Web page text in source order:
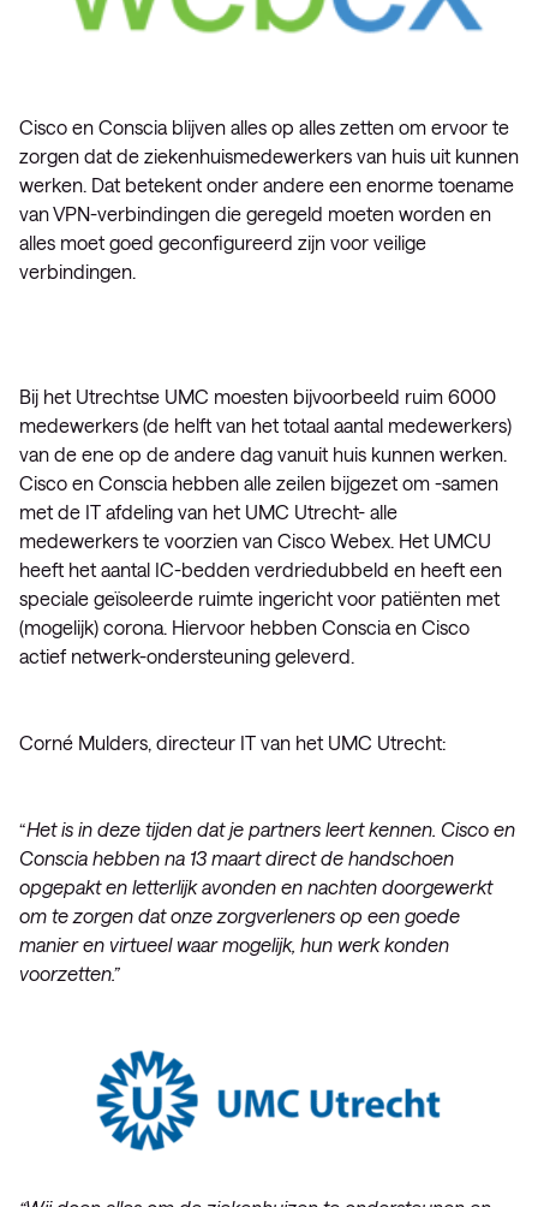
Cisco en Conscia blijven alles op alles zetten om ervoor te
zorgen dat de ziekenhuismedewerkers van huis uit kunnen
werken. Dat betekent onder andere een enorme toename
van VPN-verbindingen die geregeld moeten worden en
alles moet goed geconfigureerd zijn voor veilige
verbindingen.
Bij het Utrechtse UMC moesten bijvoorbeeld ruim 6000
medewerkers (de helft van het totaal aantal medewerkers)
van de ene op de andere dag vanuit huis kunnen werken.
Cisco en Conscia hebben alle zeilen bijgezet om -samen
met de IT afdeling van het UMC Utrecht- alle
medewerkers te voorzien van Cisco Webex. Het UMCU
heeft het aantal IC-bedden verdriedubbeld en heeft een
speciale geïsoleerde ruimte ingericht voor patiënten met
(mogelijk) corona. Hiervoor hebben Conscia en Cisco
actief netwerk-ondersteuning geleverd.
Corné Mulders, directeur IT van het UMC Utrecht:
“Het is in deze tijden dat je partners leert kennen. Cisco en
Conscia hebben na 13 maart direct de handschoen
opgepakt en letterlijk avonden en nachten doorgewerkt
om te zorgen dat onze zorgverleners op een goede
manier en virtueel waar mogelijk, hun werk konden
voorzetten.”